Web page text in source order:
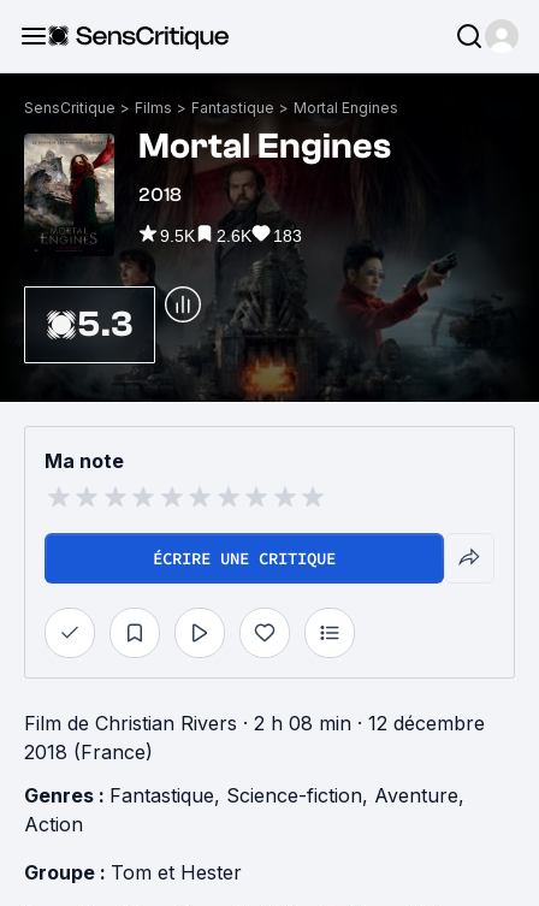
SensCritique > Films > Fantastique > Mortal Engines
Mortal Engines
2018
9.5K 2.6K 183
5.3
Ma note
ÉCRIRE UNE CRITIQUE
Film de Christian Rivers · 2 h 08 min · 12 décembre
2018 (France)
Genres : Fantastique, Science-fiction, Aventure,
Action
Groupe : Tom et Hester